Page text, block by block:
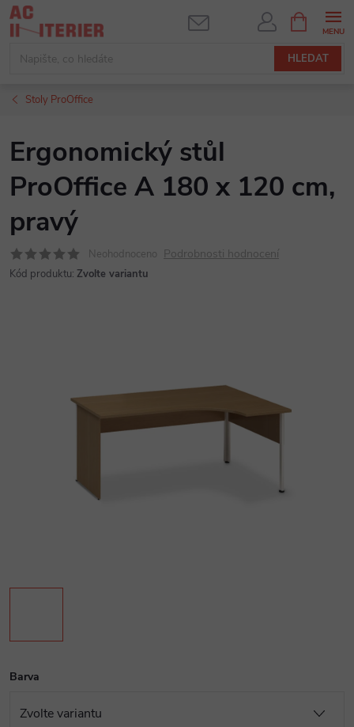
Přejít
na
HLEDAT
NÁKUPNÍ
KOŠÍK
Stoly ProOffice
Ergonomický stůl
ProOffice A 180 x 120 cm,
pravý
Neohodnoceno Podrobnosti hodnocení
Kód produktu: Zvolte variantu
Barva